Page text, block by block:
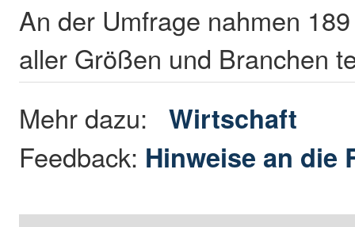
An der Umfrage nahmen
aller Größen und Branchen
Mehr dazu:Wirtschaft
Feedback: Hinweise an die